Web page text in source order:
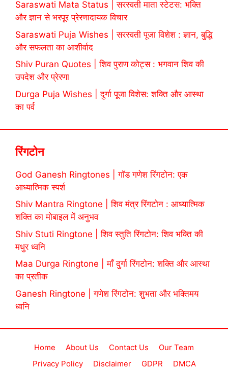
Saraswati Mata Status | सरस्वती माता स्टेटस: भक्ति
और ज्ञान से भरपूर प्रेरणादायक विचार
Saraswati Puja Wishes | सरस्वती पूजा विशेश : ज्ञान, बुद्धि
और सफलता का आशीर्वाद
Shiv Puran Quotes | शिव पुराण कोट्स : भगवान शिव की
उपदेश और प्रेरणा
Durga Puja Wishes | दुर्गा पूजा विशेस: शक्ति और आस्था
का पर्व
रिंगटोन
God Ganesh Ringtones | गॉड गणेश रिंगटोन: एक
आध्यात्मिक स्पर्श
Shiv Mantra Ringtone | शिव मंत्र रिंगटोन : आध्यात्मिक
शक्ति का मोबाइल में अनुभव
Shiv Stuti Ringtone | शिव स्तुति रिंगटोन: शिव भक्ति की
मधुर ध्वनि
Maa Durga Ringtone | माँ दुर्गा रिंगटोन: शक्ति और आस्था
का प्रतीक
Ganesh Ringtone | गणेश रिंगटोन: शुभता और भक्तिमय
ध्वनि
Home About Us Contact Us
Our Team
Privacy Policy
Disclaimer GDPR DMCA